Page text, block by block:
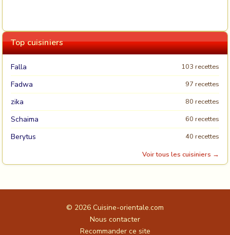
Top cuisiniers
Falla 103 recettes
Fadwa 97 recettes
zika 80 recettes
Schaima 60 recettes
Berytus
40 recettes
Voir tous les cuisiniers →
© 2026 Cuisine-orientale.com
Nous contacter
Recommander ce site